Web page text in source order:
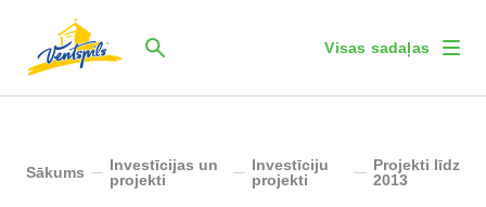
Visas sadaļas
Sākums
Investīcijas un
projekti
Investīciju
projekti
Projekti līdz
2013